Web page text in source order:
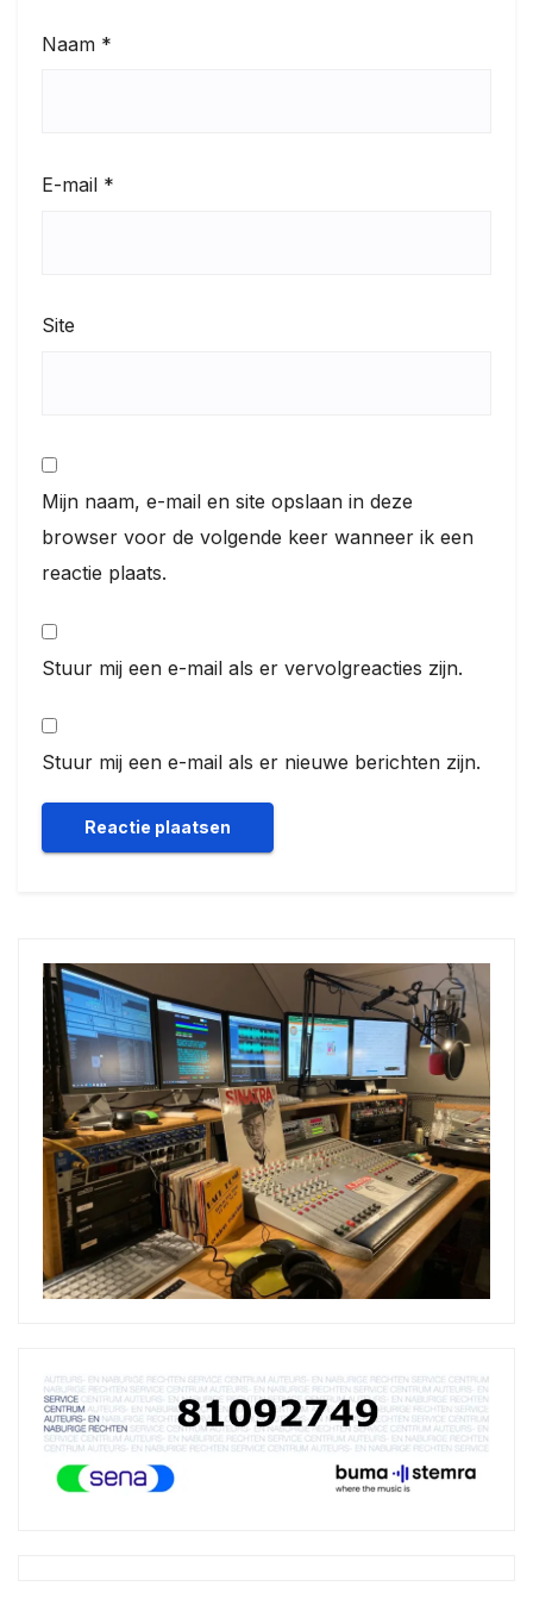
Naam *
E-mail *
Site
Mijn naam, e-mail en site opslaan in deze
browser voor de volgende keer wanneer ik een
reactie plaats.
Stuur mij een e-mail als er vervolgreacties zijn.
Stuur mij een e-mail als er nieuwe berichten zijn.